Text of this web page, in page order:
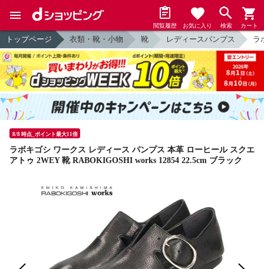
閲覧履歴 お気に入り 検索 カート
トップページ 衣類・靴・小物 靴 レディースパンプス ラ
8/8 時点_ポイント最大11倍
ラボキゴシ ワークス レディース パンプス 本革 ローヒール スクエ
アトゥ 2WEY 靴 RABOKIGOSHI works 12854 22.5cm ブラック